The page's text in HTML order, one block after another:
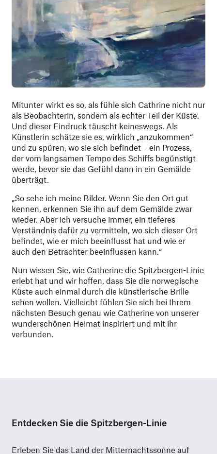
Mitunter wirkt es so, als fühle sich Cathrine nicht nur
als Beobachterin, sondern als echter Teil der Küste.
Und dieser Eindruck täuscht keineswegs. Als
Künstlerin schätze sie es, wirklich „anzukommen“
und zu spüren, wo sie sich befindet – ein Prozess,
der vom langsamen Tempo des Schiffs begünstigt
werde, bevor sie das Gefühl dann in ein Gemälde
überträgt.
„So sehe ich meine Bilder. Wenn Sie den Ort gut
kennen, erkennen Sie ihn auf dem Gemälde zwar
wieder. Aber ich versuche immer, ein tieferes
Verständnis dafür zu vermitteln, wo sich dieser Ort
befindet, wie er mich beeinflusst hat und wie er
auch den Betrachter beeinflussen kann.“
Nun wissen Sie, wie Catherine die Spitzbergen-Linie
erlebt hat und wir hoffen, dass Sie die norwegische
Küste auch einmal durch die künstlerische Brille
sehen wollen. Vielleicht fühlen Sie sich bei Ihrem
nächsten Besuch genau wie Catherine von unserer
wunderschönen Heimat inspiriert und mit ihr
verbunden.
Entdecken Sie die Spitzbergen-Linie
Erleben Sie das Land der Mitternachtssonne auf